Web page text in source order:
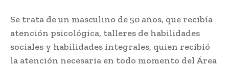
Se trata de un masculino de 50 años, que recibía
atención psicológica, talleres de habilidades
sociales y habilidades integrales, quien recibió
la atención necesaria en todo momento del Área